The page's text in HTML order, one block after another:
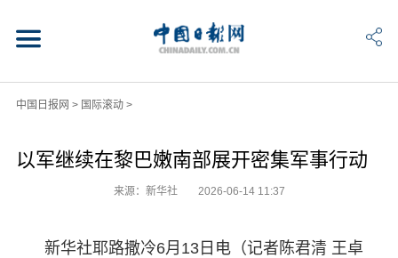
中国日报网 > 国际滚动>
以军继续在黎巴嫩南部展开密集军事行动
来源：新华社 2026-06-14 11:37
新华社耶路撒冷6月13日电（记者陈君清 王卓